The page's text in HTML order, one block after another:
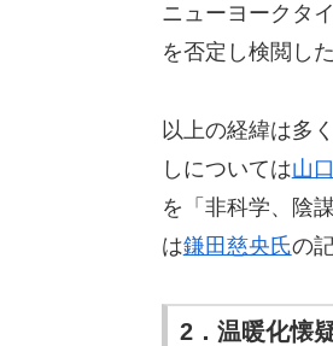
ニューヨークタ
を否定し検閲し
以上の経緯は多
しについては山
を「非科学、陰
は鎌田慈央氏の
2．温暖化懐